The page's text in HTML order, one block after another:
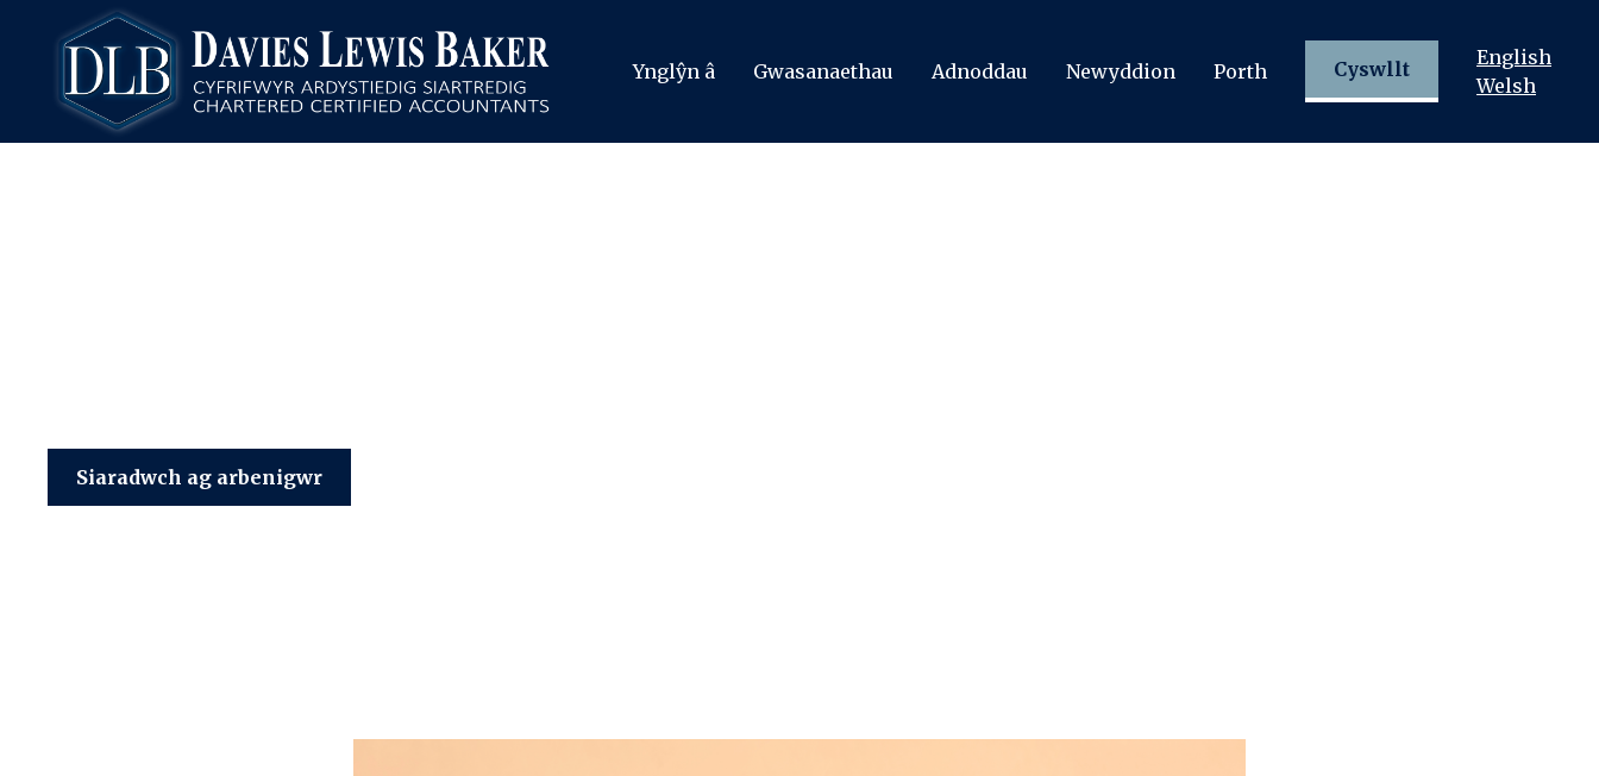
Ynglŷn â Gwasanaethau Adnoddau Newyddion Porth Cyswllt
English
Welsh
Siaradwch ag arbenigwr